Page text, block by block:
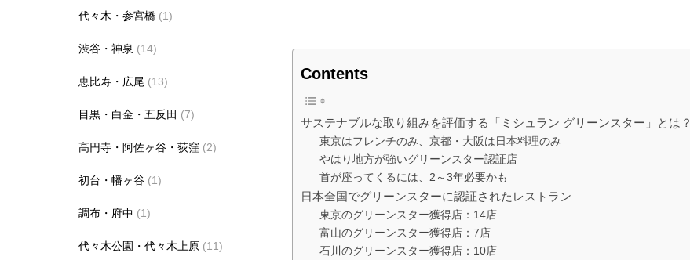
Contents
サステナブルな取り組みを評価する「ミシュラン グリーンスター」とは？
東京はフレンチのみ、京都・大阪は日本料理のみ
やはり地方が強いグリーンスター認証店
首が座ってくるには、2～3年必要かも
日本全国でグリーンスターに認証されたレストラン
東京のグリーンスター獲得店：14店
富山のグリーンスター獲得店：7店
石川のグリーンスター獲得店：10店
代々木・参宮橋 (1)
渋谷・神泉 (14)
恵比寿・広尾 (13)
目黒・白金・五反田 (7)
高円寺・阿佐ヶ谷・荻窪 (2)
初台・幡ヶ谷 (1)
調布・府中 (1)
代々木公園・代々木上原 (11)